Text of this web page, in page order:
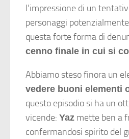
l’impressione di un
personaggi
questa forte forma di
cenno finale in cui si
Abbiamo steso finora un
vedere buoni elementi
questo episodio si ha un
vicende: Yaz mette ben a
confermandosi spirito del